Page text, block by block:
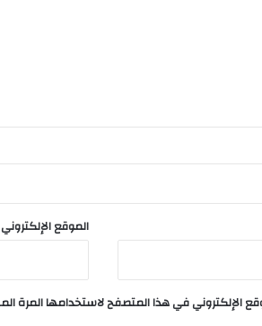
الموقع الإلكتروني
الإلكتروني في هذا المتصفح لاستخدامها المرة